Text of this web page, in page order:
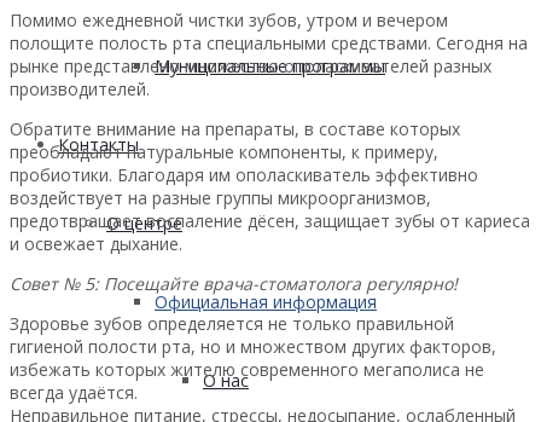
Муниципальные программы
Контакты
О центре
Официальная информация
О нас
Помимо ежедневной чистки зубов, утром и вечером
полощите полость рта специальными средствами. Сегодня на
рынке представлено множество ополаскивателей разных
производителей.
Обратите внимание на препараты, в составе которых
преобладают натуральные компоненты, к примеру,
пробиотики. Благодаря им ополаскиватель эффективно
воздействует на разные группы микроорганизмов,
предотвращает воспаление дёсен, защищает зубы от кариеса
и освежает дыхание.
Совет № 5: Посещайте врача-стоматолога регулярно!
Здоровье зубов определяется не только правильной
гигиеной полости рта, но и множеством других факторов,
избежать которых жителю современного мегаполиса не
всегда удаётся.
Неправильное питание, стрессы, недосыпание, ослабленный